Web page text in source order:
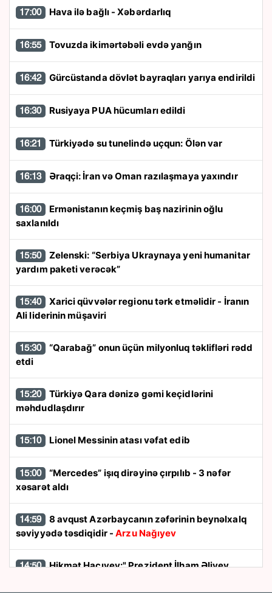
17:00 Hava ilə bağlı - Xəbərdarlıq
16:55 Tovuzda ikimərtəbəli evdə yanğın
16:42 Gürcüstanda dövlət bayraqları yarıya endirildi
16:30 Rusiyaya PUA hücumları edildi
16:21 Türkiyədə su tunelində uçqun: Ölən var
16:13 Əraqçi: İran və Oman razılaşmaya yaxındır
16:00
saxlanıldı
15:50
yardım paketi verəcək”
15:40
Ali liderinin müşaviri
15:30
etdi
15:20
məhdudlaşdırır
15:10 Lionel Messinin atası vəfat edib
15:00
xəsarət aldı
14:59
səviyyədə təsdiqidir -Arzu Nağıyev
14:50 Hikmət Hacıyev:" Prezident İlham Əliyev